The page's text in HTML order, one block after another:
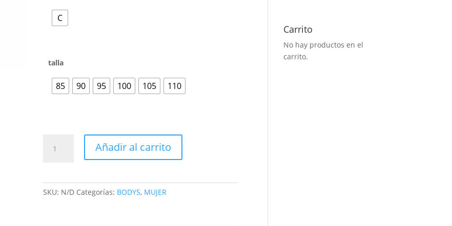
C
talla
85 90 95 100 105 110
Añadir al carrito
SKU: N/D Categorías: BODYS, MUJER
Carrito
No hay productos en el
carrito.